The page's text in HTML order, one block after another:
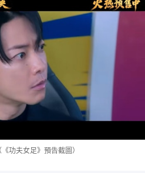
功夫女足》預告截圖）